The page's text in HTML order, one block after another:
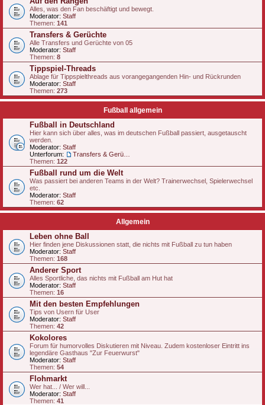
Alles, was den Fan beschäftigt und bewegt.
Moderator: Staff
Themen: 141
Transfers & Gerüchte
Alle Transfers und Gerüchte von 05
Moderator: Staff
Themen: 8
Tippspiel-Threads
Ablage für Tippspielthreads aus vorangegangenden Hin- und Rückrunden
Moderator: Staff
Themen: 273
Fußball allgemein
Fußball in Deutschland
Hier kann sich über alles, was im deutschen Fußball passiert, ausgetauscht
werden.
Moderator: Staff
Unterforum:
Themen: 122
Fußball rund um die Welt
Was passiert bei anderen Teams in der Welt? Trainerwechsel, Spielerwechsel
etc.
Moderator: Staff
Themen: 62
Allgemein
Leben ohne Ball
Hier finden jene Diskussionen statt, die nichts mit Fußball zu tun haben
Moderator: Staff
Themen: 168
Anderer Sport
Alles Sportliche, das nichts mit Fußball am Hut hat
Moderator: Staff
Themen: 16
Mit den besten Empfehlungen
Tips von Usern für User
Moderator: Staff
Themen: 42
Kokolores
Forum für humorvolles Diskutieren mit Niveau. Zudem kostenloser Eintritt ins
legendäre Gasthaus "Zur Feuerwurst"
Moderator: Staff
Themen: 54
Flohmarkt
Wer hat... / Wer will...
Moderator: Staff
Themen: 41